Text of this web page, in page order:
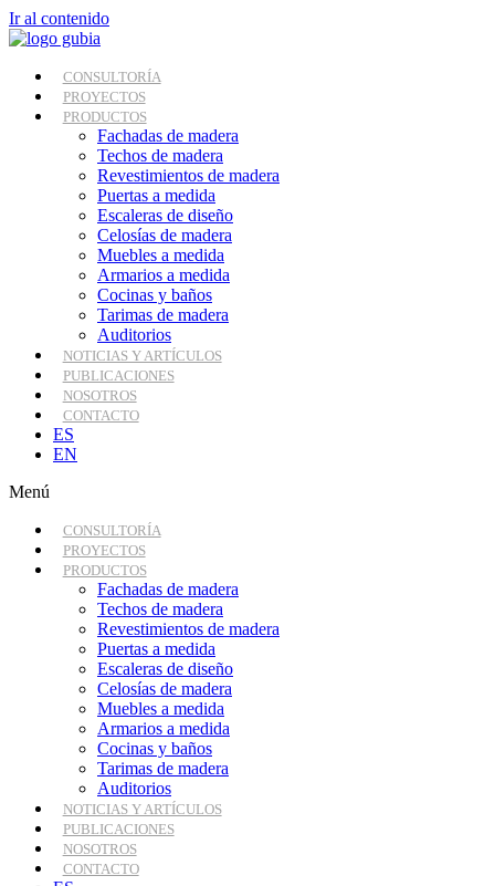
Ir al contenido
CONSULTORÍA
PROYECTOS
PRODUCTOS
Fachadas de madera
Techos de madera
Revestimientos de madera
Puertas a medida
Escaleras de diseño
Celosías de madera
Muebles a medida
Armarios a medida
Cocinas y baños
Tarimas de madera
Auditorios
NOTICIAS Y ARTÍCULOS
PUBLICACIONES
NOSOTROS
CONTACTO
ES
EN
Menú
CONSULTORÍA
PROYECTOS
PRODUCTOS
Fachadas de madera
Techos de madera
Revestimientos de madera
Puertas a medida
Escaleras de diseño
Celosías de madera
Muebles a medida
Armarios a medida
Cocinas y baños
Tarimas de madera
Auditorios
NOTICIAS Y ARTÍCULOS
PUBLICACIONES
NOSOTROS
CONTACTO